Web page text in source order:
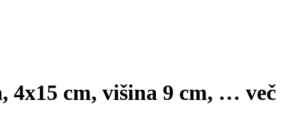
4x15 cm, višina 9 cm, … več